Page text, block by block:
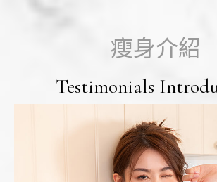
瘦身介紹
Testimonials